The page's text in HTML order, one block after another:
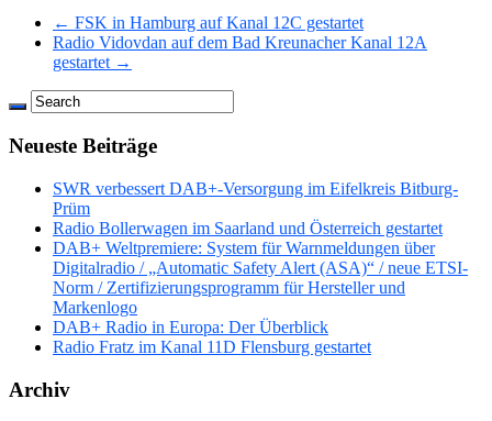
← FSK in Hamburg auf Kanal 12C gestartet
Radio Vidovdan auf dem Bad Kreunacher Kanal 12A
gestartet →
Neueste Beiträge
SWR verbessert DAB+-Versorgung im Eifelkreis Bitburg-
Prüm
Radio Bollerwagen im Saarland und Österreich gestartet
DAB+ Weltpremiere: System für Warnmeldungen über
Digitalradio / „Automatic Safety Alert (ASA)“ / neue ETSI-
Norm / Zertifizierungsprogramm für Hersteller und
Markenlogo
DAB+ Radio in Europa: Der Überblick
Radio Fratz im Kanal 11D Flensburg gestartet
Archiv